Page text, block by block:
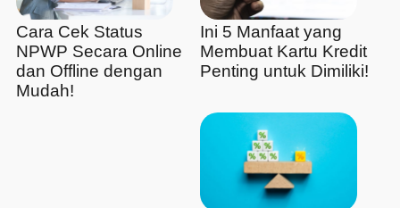
Cara Cek Status
NPWP Secara Online
dan Offline dengan
Mudah!
Ini 5 Manfaat yang
Membuat Kartu Kredit
Penting untuk Dimiliki!